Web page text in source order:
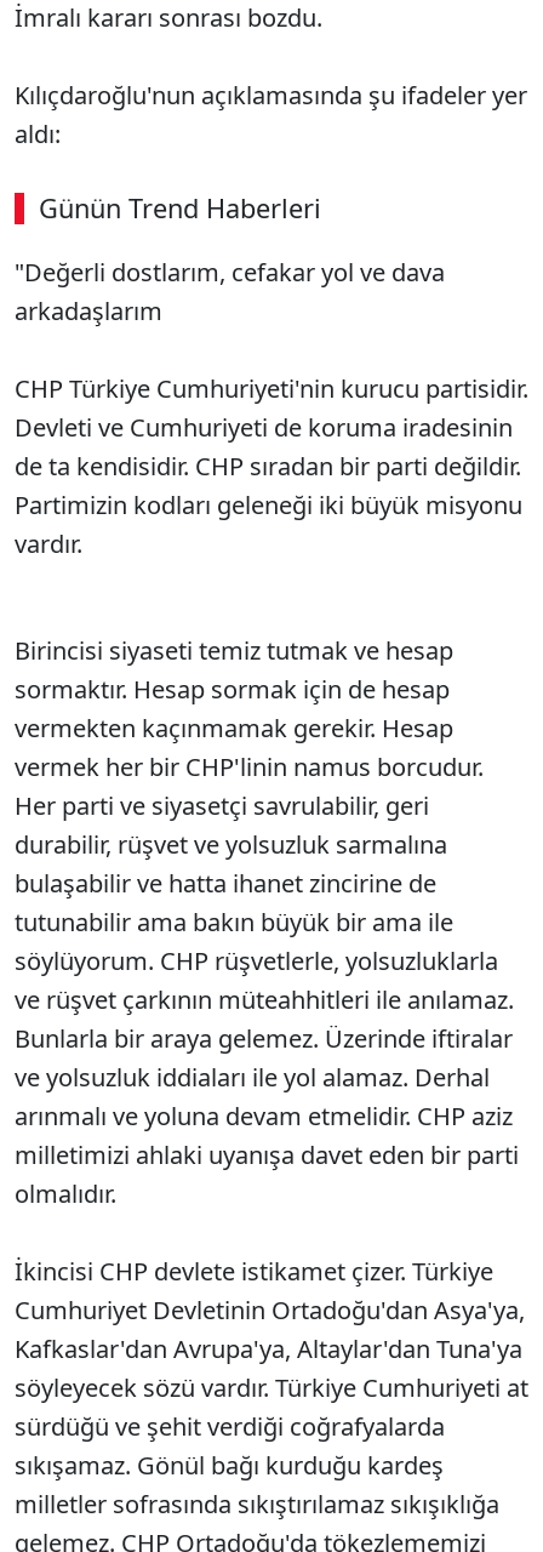
İmralı kararı sonrası bozdu.
Kılıçdaroğlu'nun açıklamasında şu ifadeler yer
aldı:
Günün Trend Haberleri
00:02 / 02:14
"Değerli dostlarım, cefakar yol ve dava
arkadaşlarım
CHP Türkiye Cumhuriyeti'nin kurucu partisidir.
Devleti ve Cumhuriyeti de koruma iradesinin
de ta kendisidir. CHP sıradan bir parti değildir.
Partimizin kodları geleneği iki büyük misyonu
vardır.
Birincisi siyaseti temiz tutmak ve hesap
sormaktır. Hesap sormak için de hesap
vermekten kaçınmamak gerekir. Hesap
vermek her bir CHP'linin namus borcudur.
Her parti ve siyasetçi savrulabilir, geri
durabilir, rüşvet ve yolsuzluk sarmalına
bulaşabilir ve hatta ihanet zincirine de
tutunabilir ama bakın büyük bir ama ile
söylüyorum. CHP rüşvetlerle, yolsuzluklarla
ve rüşvet çarkının müteahhitleri ile anılamaz.
Bunlarla bir araya gelemez. Üzerinde iftiralar
ve yolsuzluk iddiaları ile yol alamaz. Derhal
arınmalı ve yoluna devam etmelidir. CHP aziz
milletimizi ahlaki uyanışa davet eden bir parti
olmalıdır.
İkincisi CHP devlete istikamet çizer. Türkiye
Cumhuriyet Devletinin Ortadoğu'dan Asya'ya,
Kafkaslar'dan Avrupa'ya, Altaylar'dan Tuna'ya
söyleyecek sözü vardır. Türkiye Cumhuriyeti at
sürdüğü ve şehit verdiği coğrafyalarda
sıkışamaz. Gönül bağı kurduğu kardeş
milletler sofrasında sıkıştırılamaz sıkışıklığa
gelemez. CHP Ortadoğu'da tökezlememizi